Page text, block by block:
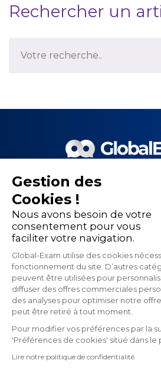
Rechercher un
Le meilleur de la
nos 1 500
performance de la
linguistique
Contactez-nous
Confidentialité
Gestion des
Cookies !
Nous avons besoin de votre
consentement pour vous
faciliter votre navigation.
Global-Exam utilise des cookies
fonctionnement du site. D’autres
peuvent être utilisées pour
diffuser des offres commerciales
des analyses pour optimiser notre
peut être retiré à tout moment.
Pour modifier vos préférences par la
'Préférences de cookies' situé dans le
Lire notre politique de confidentialité